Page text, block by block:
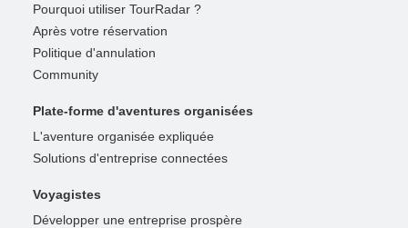
Pourquoi utiliser TourRadar ?
Après votre réservation
Politique d'annulation
Community
Plate-forme d'aventures organisées
L'aventure organisée expliquée
Solutions d'entreprise connectées
Voyagistes
Développer une entreprise prospère